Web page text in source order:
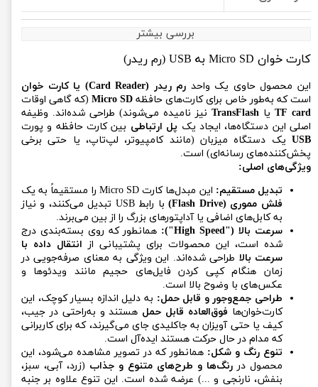
بررسی بیشتر
کارت خوان Micro SD به USB (رم ریدر)
این محصول حاوی یک واحد رم ریدر (Card Reader) یا کارت خوان
است که به‌طور خاص برای کارت‌های حافظه Micro SD (که گاهی اوقات
TF card یا TransFlash نیز نامیده می‌شوند) طراحی شده‌اند. وظیفه
اصلی این دستگاه‌ها، ایجاد یک پل ارتباطی بین کارت حافظه و پورت
USB یک دستگاه میزبان (مانند کامپیوتر، لپ‌تاپ، یا حتی برخی
پخش‌کننده‌های رسانه‌ای) است.
ویژگی‌های اصلی:
تبدیل مستقیم: این مبدل‌ها کارت Micro SD را مستقیماً به یک
فلش مموری (Flash Drive)
با رابط USB تبدیل می‌کنند، و نیاز
به کابل‌های اضافی یا آداپتورهای بزرگ را از بین می‌برند.
سرعت بالا ("High Speed"):
همانطور که روی بسته‌بندی درج
شده است، این محصولات برای پشتیبانی از انتقال داده با
سرعت بالا طراحی شده‌اند. این ویژگی به معنای صرفه‌جویی در
زمان هنگام کپی کردن فایل‌های حجیم مانند ویدئوها و
عکس‌های با وضوح بالا است.
طراحی جمع‌وجور و قابل حمل: به دلیل اندازه بسیار کوچک، این
کارت‌خوان‌ها فوق‌العاده قابل حمل هستند و به‌راحتی در جیب،
کیف یا حتی آویزان به جاکلیدی جای می‌گیرند، که برای کاربرانی
که مدام در حال حرکت هستند ایده‌آل است.
تنوع رنگ و شکل: همانطور که در تصویر مشاهده می‌شود، این
محصول در رنگ‌ها و طرح‌های متنوع و جذاب (زرد، آبی، سبز،
بنفش، نارنجی و ...) عرضه شده است. این تنوع علاوه بر جنبه